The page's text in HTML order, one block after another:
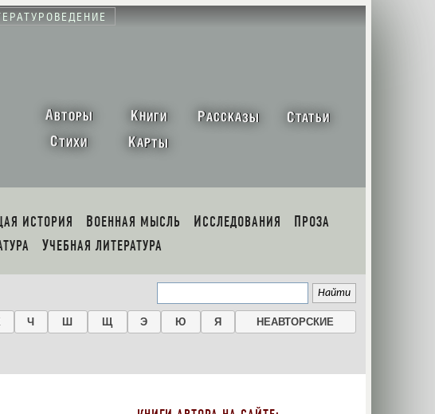
АВТОРЫ КНИГИ РАССКАЗЫ СТАТЬИ
СТИХИ КАРТЫ
ИСТОРИЯ ВОЕННАЯ МЫСЛЬ ИССЛЕДОВАНИЯ
ПРОЗА
УЧЕБНАЯ ЛИТЕРАТУРА
Ч Ш Щ Э Ю Я НЕАВТОРСКИЕ